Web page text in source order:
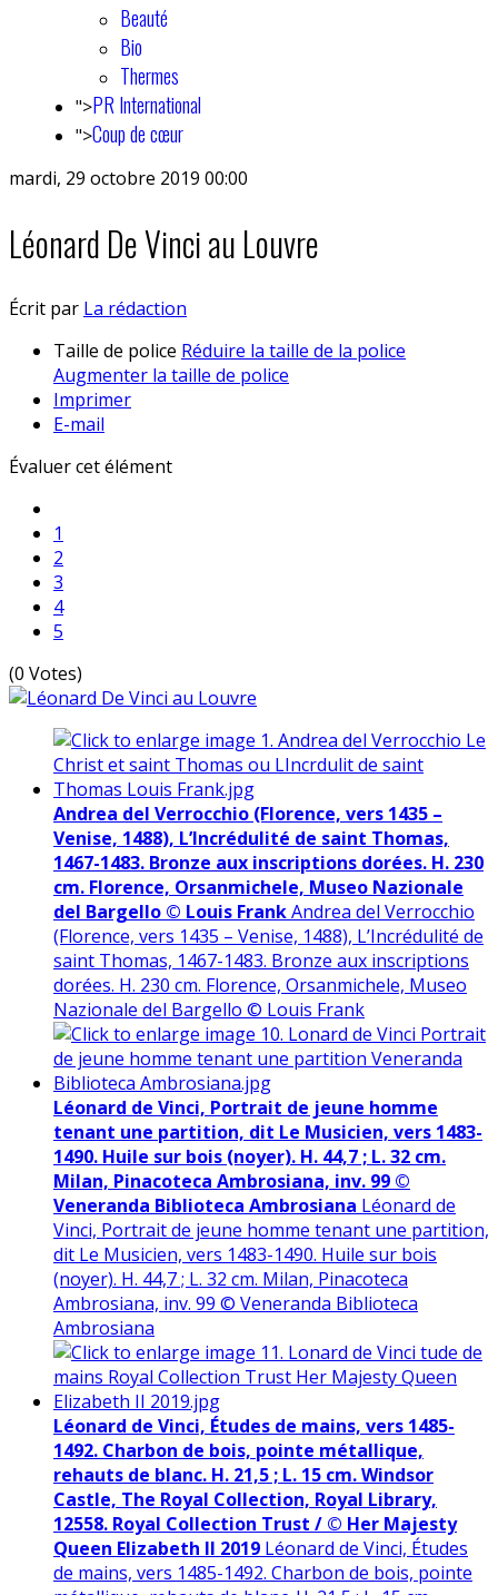
Beauté
Bio
Thermes
">PR International
">Coup de cœur
mardi, 29 octobre 2019 00:00
Léonard De Vinci au Louvre
Écrit par La rédaction
Taille de police Réduire la taille de la police
Augmenter la taille de police
Imprimer
E-mail
Évaluer cet élément
1
2
3
4
5
(0 Votes)
Andrea del Verrocchio (Florence, vers 1435 –
Venise, 1488), L’Incrédulité de saint Thomas,
1467-1483. Bronze aux inscriptions dorées. H. 230
cm. Florence, Orsanmichele, Museo Nazionale
del Bargello © Louis FrankAndrea del Verrocchio
(Florence, vers 1435 – Venise, 1488), L’Incrédulité de
saint Thomas, 1467-1483. Bronze aux inscriptions
dorées. H. 230 cm. Florence, Orsanmichele, Museo
Nazionale del Bargello © Louis Frank
Léonard de Vinci, Portrait de jeune homme
tenant une partition, dit Le Musicien, vers 1483-
1490. Huile sur bois (noyer). H. 44,7 ; L. 32 cm.
Milan, Pinacoteca Ambrosiana, inv. 99 ©
Veneranda Biblioteca Ambrosiana Léonard de
Vinci, Portrait de jeune homme tenant une partition,
dit Le Musicien, vers 1483-1490. Huile sur bois
(noyer). H. 44,7 ; L. 32 cm. Milan, Pinacoteca
Ambrosiana, inv. 99 © Veneranda Biblioteca
Ambrosiana
Léonard de Vinci, Études de mains, vers 1485-
1492. Charbon de bois, pointe métallique,
rehauts de blanc. H. 21,5 ; L. 15 cm. Windsor
Castle, The Royal Collection, Royal Library,
12558. Royal Collection Trust / © Her Majesty
Queen Elizabeth II 2019 Léonard de Vinci, Études
de mains, vers 1485-1492. Charbon de bois, pointe